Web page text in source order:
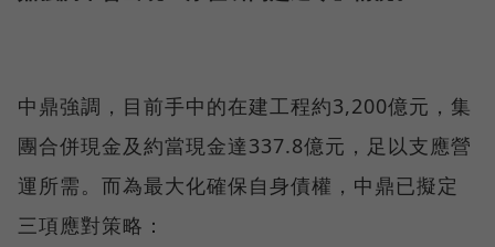
中鼎強調，目前手中的在建工程約3,200億元，集
團合併現金及約當現金達337.8億元，足以支應營
運所需。而為最大化確保自身債權，中鼎已擬定
三項應對策略：